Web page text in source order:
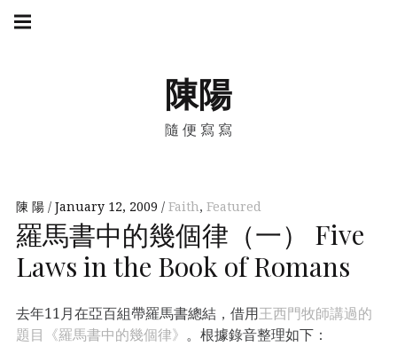
Skip
陳陽
隨便寫寫
navigation
陳 陽 January 12, 2009 Faith, Featured
羅馬書中的幾個律（一） Five
Laws in the Book of Romans
去年11月在亞百組帶羅馬書總結，借用王西門牧師講過的
題目《羅馬書中的幾個律》 。根據錄音整理如下：